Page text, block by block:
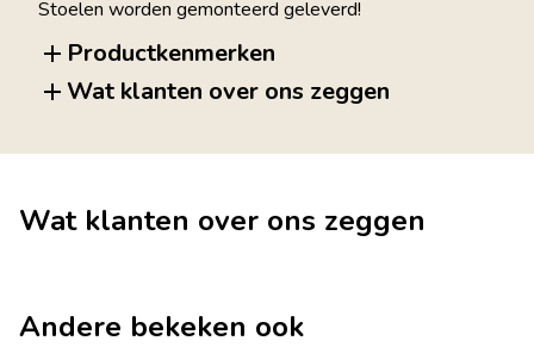
Stoelen worden gemonteerd geleverd!
Productkenmerken
Wat klanten over ons zeggen
Wat klanten over ons zeggen
Andere bekeken ook